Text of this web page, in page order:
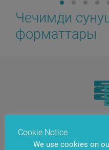
Чечимди
форматтары
Cookie Notice
We use cookies on